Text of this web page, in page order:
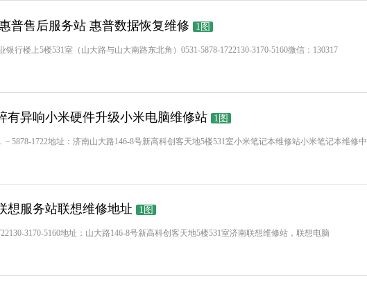
普售后服务站 惠普数据恢复维修 1图
行楼上5楼531室（山大路与山大南路东北角）0531-5878-1722130-3170-5160微信：130317
有异响小米硬件升级小米电脑维修站 1图
5878-1722地址：济南山大路146-8号新高科创客天地5楼531室小米笔记本维修站小米笔记本维修中
想服务站联想维修地址 1图
3170-5160地址：山大路146-8号新高科创客天地5楼531室济南联想维修站，联想电脑